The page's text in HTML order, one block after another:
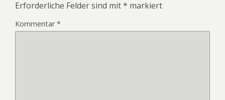
Erforderliche Felder sind mit* markiert
Kommentar*